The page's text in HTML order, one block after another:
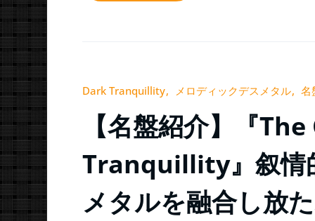
Dark Tranquillity メロディックデスメタル 名
【名盤紹介】『
Tranquillity』叙情
メタルを融合し放